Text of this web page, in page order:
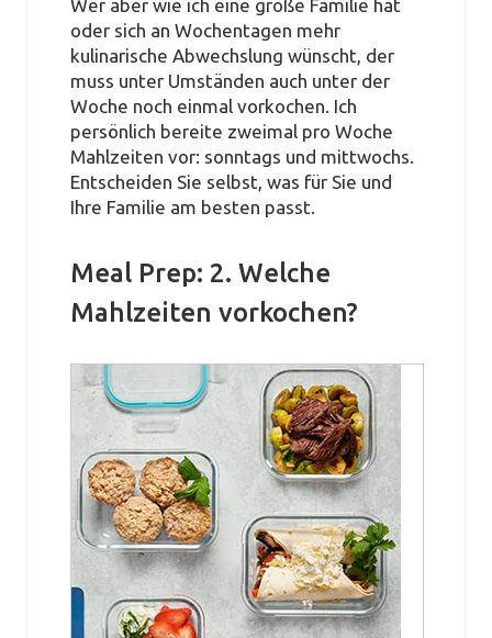
Wer aber wie ich eine große Familie hat
oder sich an Wochentagen mehr
kulinarische Abwechslung wünscht, der
muss unter Umständen auch unter der
Woche noch einmal vorkochen. Ich
persönlich bereite zweimal pro Woche
Mahlzeiten vor: sonntags und mittwochs.
Entscheiden Sie selbst, was für Sie und
Ihre Familie am besten passt.
Meal Prep: 2. Welche
Mahlzeiten vorkochen?